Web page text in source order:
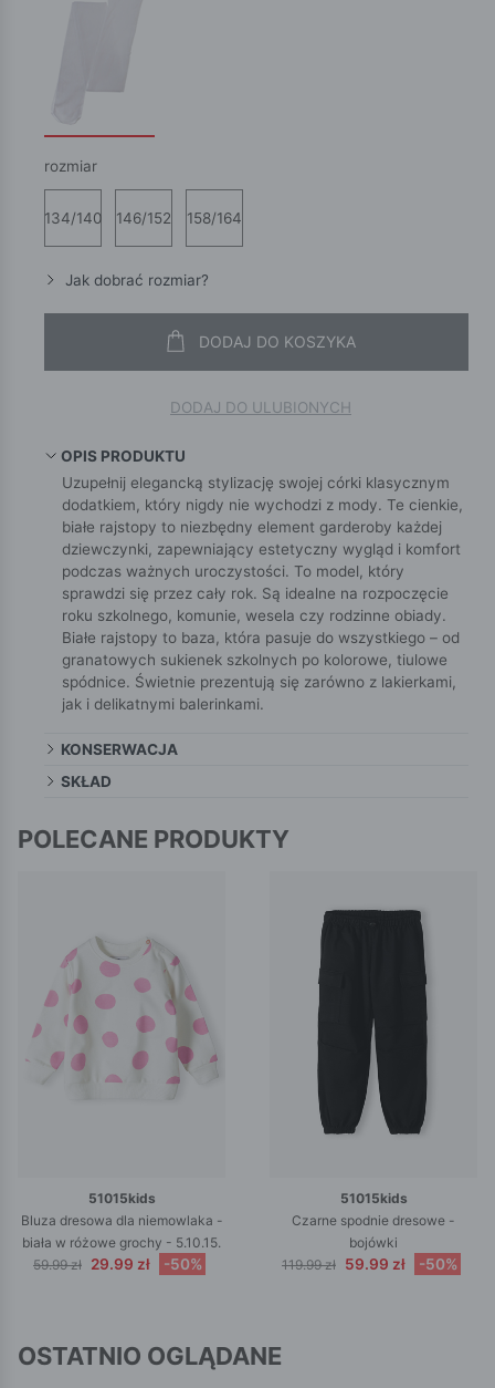
rozmiar
134/140 146/152 158/164
Jak dobrać rozmiar?
DODAJ DO KOSZYKA
DODAJ DO ULUBIONYCH
OPIS PRODUKTU
Uzupełnij elegancką stylizację swojej córki klasycznym
dodatkiem, który nigdy nie wychodzi z mody. Te cienkie,
białe rajstopy to niezbędny element garderoby każdej
dziewczynki, zapewniający estetyczny wygląd i komfort
podczas ważnych uroczystości. To model, który
sprawdzi się przez cały rok. Są idealne na rozpoczęcie
roku szkolnego, komunie, wesela czy rodzinne obiady.
Białe rajstopy to baza, która pasuje do wszystkiego – od
granatowych sukienek szkolnych po kolorowe, tiulowe
spódnice. Świetnie prezentują się zarówno z lakierkami,
jak i delikatnymi balerinkami.
KONSERWACJA
SKŁAD
POLECANE PRODUKTY
51015kids
Bluza dresowa dla niemowlaka -
biała w różowe grochy - 5.10.15.
59.99 zł 29.99 zł -50%
51015kids
Czarne spodnie dresowe -
bojówki
119.99 zł 59.99 zł -50%
OSTATNIO OGLĄDANE